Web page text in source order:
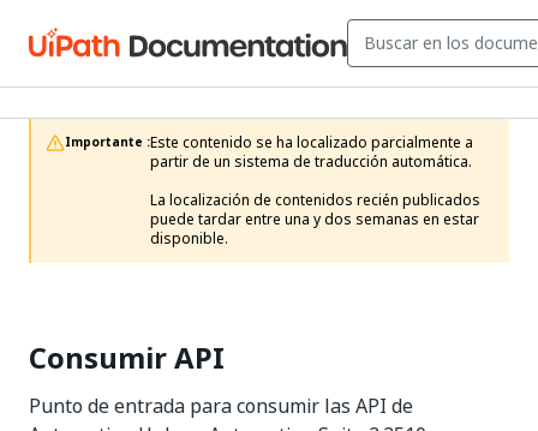
Importante :Este contenido se ha localizado parcialmente a
partir de un sistema de traducción automática.
La localización de contenidos recién publicados
puede tardar entre una y dos semanas en estar
disponible.
Consumir API
Punto de entrada para consumir las API de